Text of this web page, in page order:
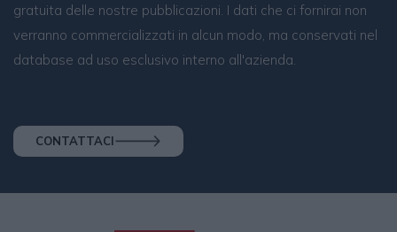
gratuita delle nostre pubblicazioni. I dati che ci fornirai non
verranno commercializzati in alcun modo, ma conservati nel
database ad uso esclusivo interno all'azienda.
CONTATTACI